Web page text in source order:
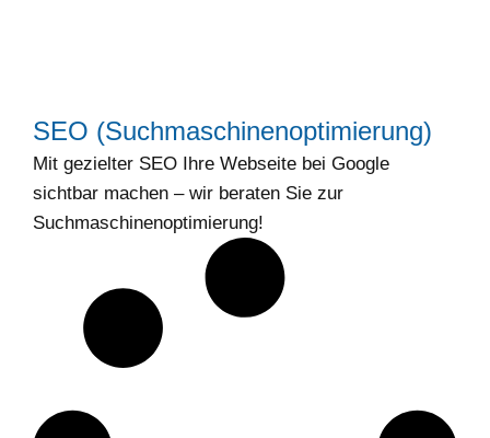
SEO (Suchmaschinenoptimierung)
Mit gezielter SEO Ihre Webseite bei Google
sichtbar machen – wir beraten Sie zur
Suchmaschinenoptimierung!